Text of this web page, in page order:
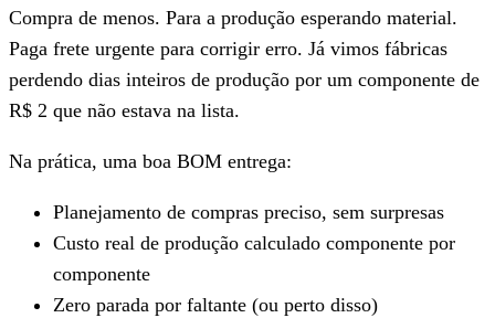
Compra de menos. Para a produção esperando material.
Paga frete urgente para corrigir erro. Já vimos fábricas
perdendo dias inteiros de produção por um componente de
R$ 2 que não estava na lista.
Na prática, uma boa BOM entrega:
Planejamento de compras preciso, sem surpresas
Custo real de produção calculado componente por
componente
Zero parada por faltante (ou perto disso)